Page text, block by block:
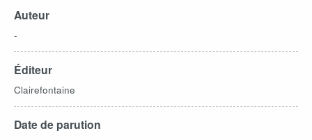
Auteur
-
Éditeur
Clairefontaine
Date de parution